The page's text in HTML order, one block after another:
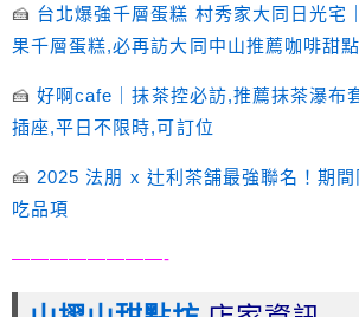
🍰 台北爆強千層蛋糕 村秀家大同日光宅
果千層蛋糕,必再訪大同中山推薦咖啡甜
🍰好啊cafe｜抹茶控必訪,推薦抹茶瀑布
插座,平日不限時,可訂位
🍰 2025 法朋 x 辻利茶舗最強聯名！期
吃品項
————————-